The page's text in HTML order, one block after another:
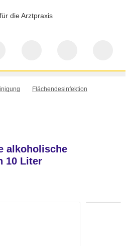
Flächendesinfektion
alkoholische
10 Liter